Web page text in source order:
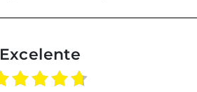
Excelente